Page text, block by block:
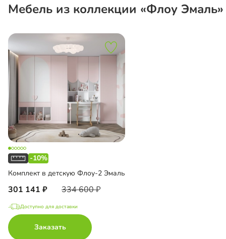
Мебель из коллекции «Флоу Эмаль»
-10%
Комплект в детскую Флоу-2 Эмаль
301 141 334 600
Доступно для доставки
Заказать